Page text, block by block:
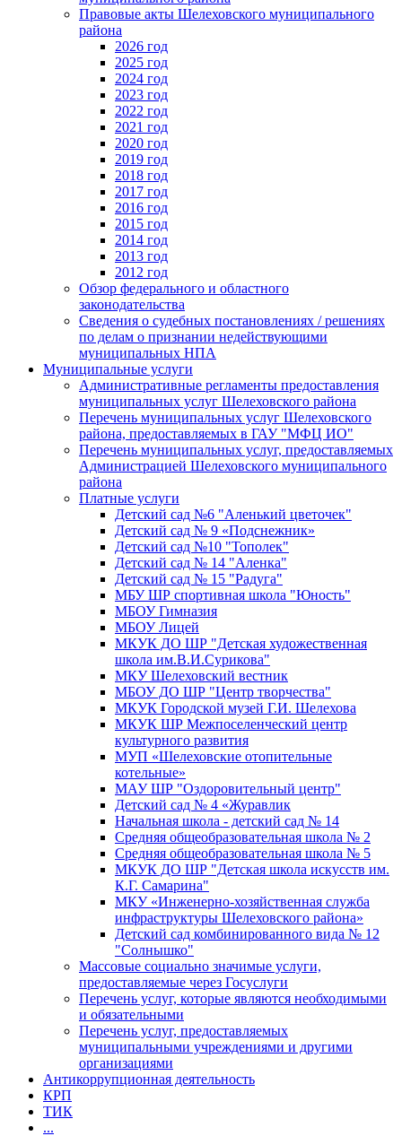
Правовые акты Шелеховского муниципального
района
2026 год
2025 год
2024 год
2023 год
2022 год
2021 год
2020 год
2019 год
2018 год
2017 год
2016 год
2015 год
2014 год
2013 год
2012 год
Обзор федерального и областного
законодательства
Сведения о судебных постановлениях / решениях
по делам о признании недействующими
муниципальных НПА
Муниципальные услуги
Административные регламенты предоставления
муниципальных услуг Шелеховского района
Перечень муниципальных услуг Шелеховского
района, предоставляемых в ГАУ "МФЦ ИО"
Перечень муниципальных услуг, предоставляемых
Администрацией Шелеховского муниципального
района
Платные услуги
Детский сад №6 "Аленький цветочек"
Детский сад № 9 «Подснежник»
Детский сад №10 "Тополек"
Детский сад № 14 "Аленка"
Детский сад № 15 "Радуга"
МБУ ШР спортивная школа "Юность"
МБОУ Гимназия
МБОУ Лицей
МКУК ДО ШР "Детская художественная
школа им.В.И.Сурикова"
МКУ Шелеховский вестник
МБОУ ДО ШР "Центр творчества"
МКУК Городской музей Г.И. Шелехова
МКУК ШР Межпоселенческий центр
культурного развития
МУП «Шелеховские отопительные
котельные»
МАУ ШР "Оздоровительный центр"
Детский сад № 4 «Журавлик
Начальная школа - детский сад № 14
Средняя общеобразовательная школа № 2
Средняя общеобразовательная школа № 5
МКУК ДО ШР "Детская школа искусств им.
К.Г. Самарина"
МКУ «Инженерно-хозяйственная служба
инфраструктуры Шелеховского района»
Детский сад комбинированного вида № 12
"Солнышко"
Массовые социально значимые услуги,
предоставляемые через Госуслуги
Перечень услуг, которые являются необходимыми
и обязательными
Перечень услуг, предоставляемых
муниципальными учреждениями и другими
организациями
Антикоррупционная деятельность
КРП
ТИК
...